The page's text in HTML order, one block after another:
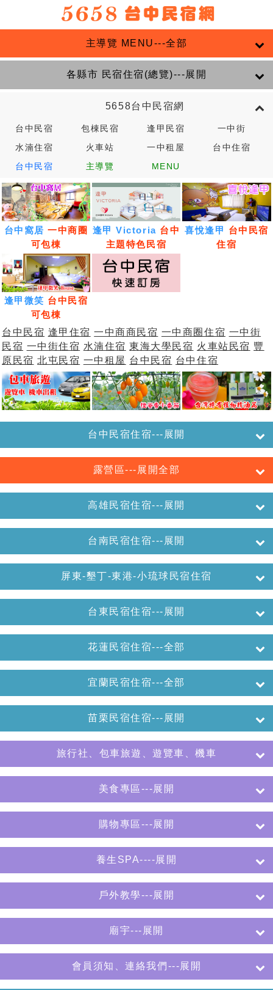
主導覽 MENU---全部
各縣市 民宿住宿(總覽)---展開
5658台中民宿網
台中民宿 包棟民宿 逢甲民宿 一中街
水湳住宿 火車站 一中租屋 台中住宿
台中民宿 主導覽 MENU
台中窩居 一中商圈
可包棟
逢甲 Victoria 台中
主題特色民宿
喜悅逢甲
台中民宿
住宿
逢甲微笑 台中民宿
可包棟
台中民宿 逢甲住宿 一中商商民宿 一中商圈住宿 一中街
民宿 一中街住宿 水湳住宿 東海大學民宿 火車站民宿 豐
原民宿 北屯民宿 一中租屋 台中民宿 台中住宿
台中民宿住宿---展開
露營區---展開全部
高雄民宿住宿---展開
台南民宿住宿---展開
屏東-墾丁-東港-小琉球民宿住宿
台東民宿住宿---展開
花蓮民宿住宿---全部
宜蘭民宿住宿---全部
苗栗民宿住宿---展開
旅行社、包車旅遊、遊覽車、機車
美食專區---展開
購物專區---展開
養生SPA----展開
戶外教學---展開
廟宇---展開
會員須知、連絡我們---展開